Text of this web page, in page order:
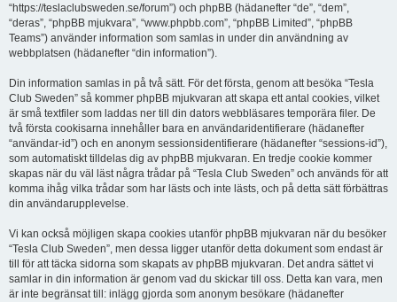
“https://teslaclubsweden.se/forum”) och phpBB (hädanefter “de”, “dem”,
“deras”, “phpBB mjukvara”, “www.phpbb.com”, “phpBB Limited”, “phpBB
Teams”) använder information som samlas in under din användning av
webbplatsen (hädanefter “din information”).
Din information samlas in på två sätt. För det första, genom att besöka “Tesla
Club Sweden” så kommer phpBB mjukvaran att skapa ett antal cookies, vilket
är små textfiler som laddas ner till din dators webbläsares temporära filer. De
två första cookisarna innehåller bara en användaridentifierare (hädanefter
“användar-id”) och en anonym sessionsidentifierare (hädanefter “sessions-id”),
som automatiskt tilldelas dig av phpBB mjukvaran. En tredje cookie kommer
skapas när du väl läst några trådar på “Tesla Club Sweden” och används för att
komma ihåg vilka trådar som har lästs och inte lästs, och på detta sätt förbättras
din användarupplevelse.
Vi kan också möjligen skapa cookies utanför phpBB mjukvaran när du besöker
“Tesla Club Sweden”, men dessa ligger utanför detta dokument som endast är
till för att täcka sidorna som skapats av phpBB mjukvaran. Det andra sättet vi
samlar in din information är genom vad du skickar till oss. Detta kan vara, men
är inte begränsat till: inlägg gjorda som anonym besökare (hädanefter